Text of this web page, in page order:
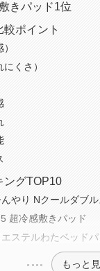
きパッド1位
ポイント
くさ）
ングTOP10
やり Nクールダブル
超冷感敷きパッド
ステルわたベッドパ
もっと